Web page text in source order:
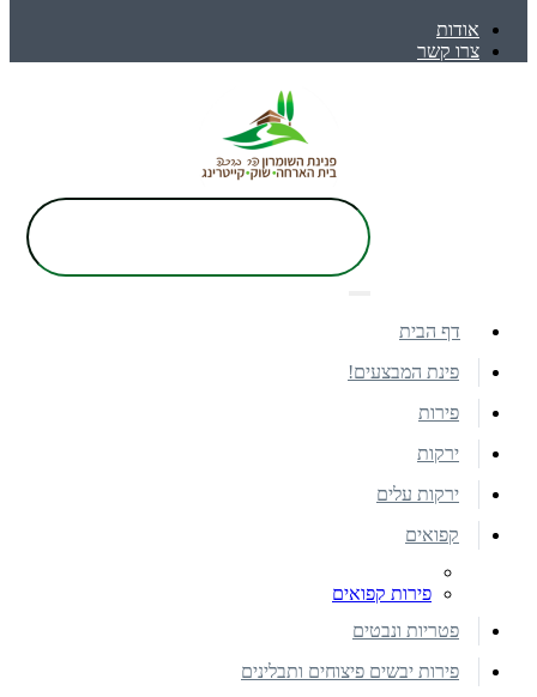
אודות
צרו קשר
דף הבית
פינת המבצעים!
פירות
ירקות
ירקות עלים
קפואים
פירות קפואים
פטריות ונבטים
פירות יבשים פיצוחים ותבלינים